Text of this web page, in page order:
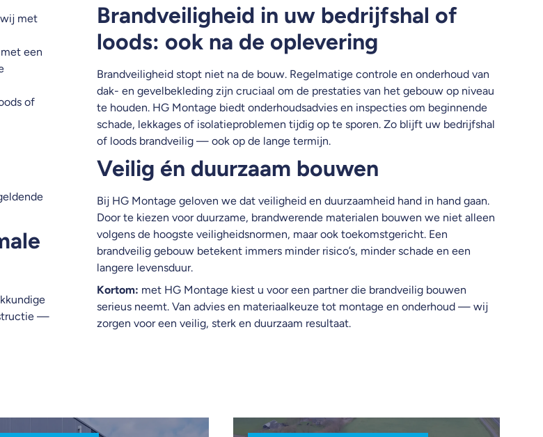
met
een
of
—
Brandveiligheid in uw bedrijfshal of
loods: ook na de oplevering
Brandveiligheid stopt niet na de bouw. Regelmatige controle en onderhoud van
dak- en gevelbekleding zijn cruciaal om de prestaties van het gebouw op niveau
te houden. HG Montage biedt onderhoudsadvies en inspecties om beginnende
schade, lekkages of isolatieproblemen tijdig op te sporen. Zo blijft uw bedrijfshal
of loods brandveilig — ook op de lange termijn.
Veilig én duurzaam bouwen
Bij HG Montage geloven we dat veiligheid en duurzaamheid hand in hand gaan.
Door te kiezen voor duurzame, brandwerende materialen bouwen we niet alleen
volgens de hoogste veiligheidsnormen, maar ook toekomstgericht. Een
brandveilig gebouw betekent immers minder risico’s, minder schade en een
langere levensduur.
Kortom: met HG Montage kiest u voor een partner die brandveilig bouwen
serieus neemt. Van advies en materiaalkeuze tot montage en onderhoud — wij
zorgen voor een veilig, sterk en duurzaam resultaat.